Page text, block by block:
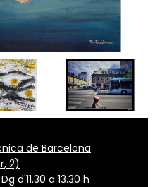
de Barcelona
2)
d'11.30 a 13.30 h